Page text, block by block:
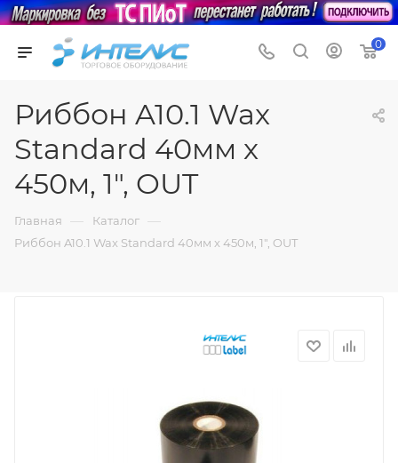
0
Риббон A10.1 Wax
Standard 40мм x
450м, 1", OUT
Главная — Каталог —
Риббон A10.1 Wax Standard 40мм x 450м, 1", OUT